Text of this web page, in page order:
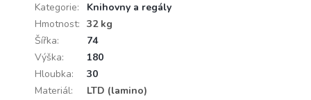
Kategorie:
Knihovny a regály
Hmotnost: 32 kg
Šířka:
74
Výška:
180
Hloubka:
30
Materiál:
LTD (lamino)